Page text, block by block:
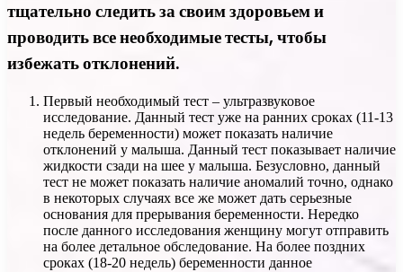
тщательно следить за своим здоровьем и
проводить все необходимые тесты, чтобы
избежать отклонений.
Первый необходимый тест – ультразвуковое
исследование. Данный тест уже на ранних сроках (11-13
недель беременности) может показать наличие
отклонений у малыша. Данный тест показывает наличие
жидкости сзади на шее у малыша. Безусловно, данный
тест не может показать наличие аномалий точно, однако
в некоторых случаях все же может дать серьезные
основания для прерывания беременности. Нередко
после данного исследования женщину могут отправить
на более детальное обследование. На более поздних
сроках (18-20 недель) беременности данное